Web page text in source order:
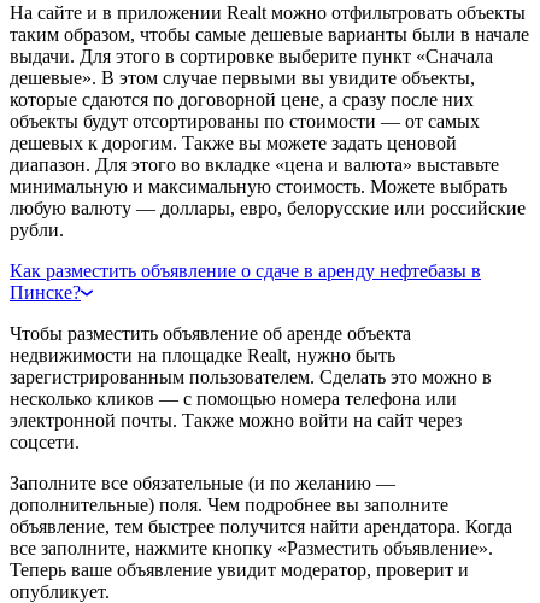
На сайте и в приложении Realt можно отфильтровать объекты
таким образом, чтобы самые дешевые варианты были в начале
выдачи. Для этого в сортировке выберите пункт «Сначала
дешевые». В этом случае первыми вы увидите объекты,
которые сдаются по договорной цене, а сразу после них
объекты будут отсортированы по стоимости — от самых
дешевых к дорогим. Также вы можете задать ценовой
диапазон. Для этого во вкладке «цена и валюта» выставьте
минимальную и максимальную стоимость. Можете выбрать
любую валюту — доллары, евро, белорусские или российские
рубли.
Как разместить объявление о сдаче в аренду нефтебазы в
Пинске?
Чтобы разместить объявление об аренде объекта
недвижимости на площадке Realt, нужно быть
зарегистрированным пользователем. Сделать это можно в
несколько кликов — с помощью номера телефона или
электронной почты. Также можно войти на сайт через
соцсети.
Заполните все обязательные (и по желанию —
дополнительные) поля. Чем подробнее вы заполните
объявление, тем быстрее получится найти арендатора. Когда
все заполните, нажмите кнопку «Разместить объявление».
Теперь ваше объявление увидит модератор, проверит и
опубликует.